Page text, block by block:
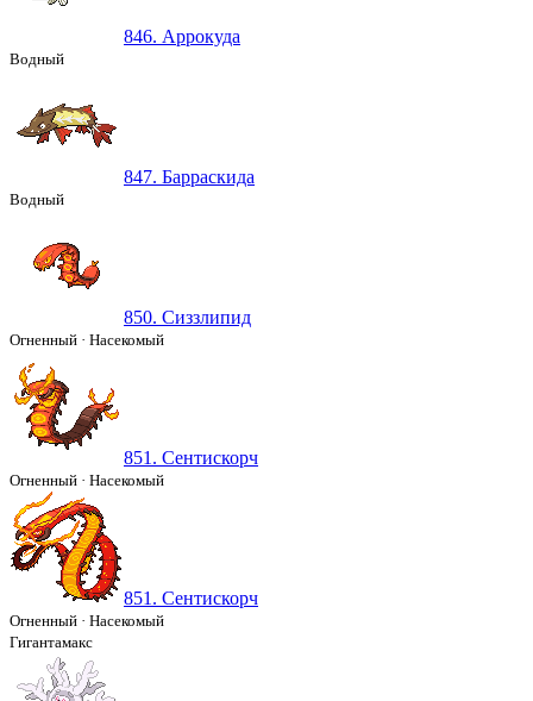
846. Аррокуда
Водный
847. Барраскида
Водный
850. Сиззлипид
Огненный · Насекомый
851. Сентискорч
Огненный · Насекомый
851. Сентискорч
Огненный · Насекомый
Гигантамакс